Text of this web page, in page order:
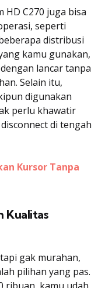
HD C270 juga bisa
seperti
distribusi
kamu gunakan,
lancar tanpa
Selain itu,
digunakan
perlu khawatir
di tengah
Kursor Tanpa
Kualitas
gak murahan,
pilihan yang pas.